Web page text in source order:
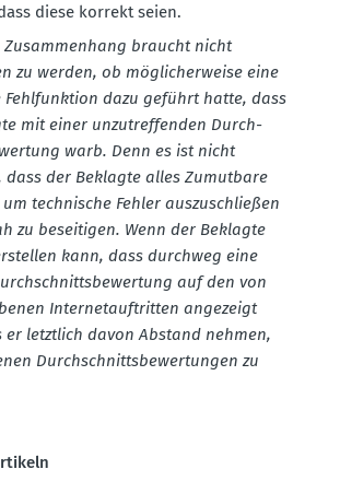
diese korrekt seien.
Zusam­menhang braucht nicht
zu werden, ob mögli­cher­weise eine
Fehlfunktion dazu geführt hatte, dass
mit einer unzutref­fenden Durch­
warb. Denn es ist nicht
dass der Beklagte alles Zumutbare
technische Fehler auszu­schließen
zu besei­tigen. Wenn der Beklagte
kann, dass durchweg eine
auf den von
Inter­net­auf­tritten angezeigt
er letztlich davon Abstand nehmen,
Durch­schnitts­be­wer­tungen zu